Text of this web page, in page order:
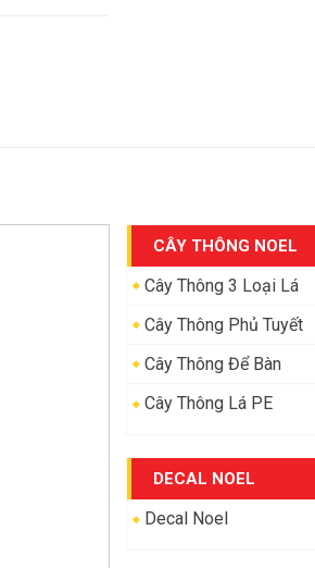
CÂY THÔNG NOEL
Cây Thông 3 Loại Lá
Cây Thông Phủ Tuyết
Cây Thông Để Bàn
Cây Thông Lá PE
DECAL NOEL
Decal Noel